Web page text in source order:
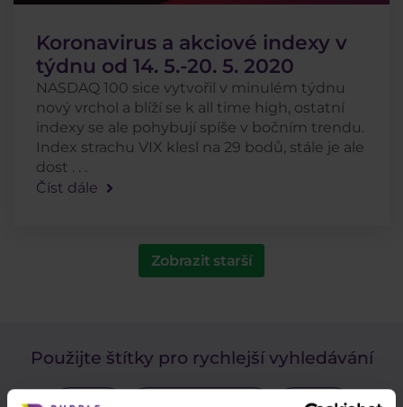
Koronavirus a akciové indexy v
týdnu od 14. 5.-20. 5. 2020
NASDAQ 100 sice vytvořil v minulém týdnu
nový vrchol a blíží se k all time high, ostatní
indexy se ale pohybují spíše v bočním trendu.
Index strachu VIX klesl na 29 bodů, stále je ale
dost . . .
Číst dále
Zobrazit starší
Použijte štítky pro rychlejší vyhledávání